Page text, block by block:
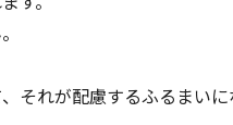
れが配慮するふるまいに